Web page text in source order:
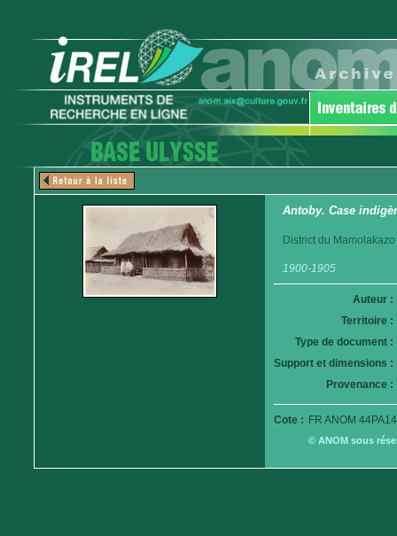
Antoby. Case
District du Mamolakazo
1900-1905
Auteur :
Territoire :
Type de document :
Support et dimensions :
Provenance :
Cote : FR ANOM
© ANOM sous